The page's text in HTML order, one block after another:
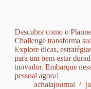
Descubra como o
Challenge transforma
Explore dicas,
para um bem-estar
inovador. Embarque
pessoal agora!
achalajournal